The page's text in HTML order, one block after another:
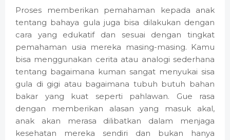
Proses memberikan pemahaman kepada anak
tentang bahaya gula juga bisa dilakukan dengan
cara yang edukatif dan sesuai dengan tingkat
pemahaman usia mereka masing-masing. Kamu
bisa menggunakan cerita atau analogi sederhana
tentang bagaimana kuman sangat menyukai sisa
gula di gigi atau bagaimana tubuh butuh bahan
bakar yang kuat seperti pahlawan. Gue rasa
dengan memberikan alasan yang masuk akal,
anak akan merasa dilibatkan dalam menjaga
kesehatan mereka sendiri dan bukan hanya